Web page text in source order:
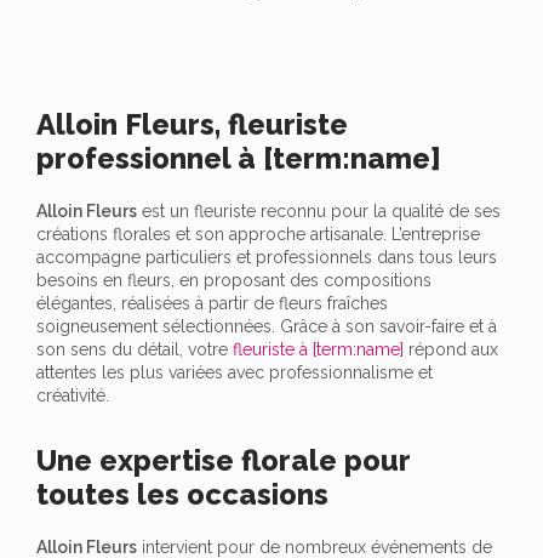
Alloin Fleurs, fleuriste
professionnel à [term:name]
Alloin Fleurs est un fleuriste reconnu pour la qualité de ses
créations florales et son approche artisanale. L’entreprise
accompagne particuliers et professionnels dans tous leurs
besoins en fleurs, en proposant des compositions
élégantes, réalisées à partir de fleurs fraîches
soigneusement sélectionnées. Grâce à son savoir-faire et à
son sens du détail, votre fleuriste à [term:name] répond aux
attentes les plus variées avec professionnalisme et
créativité.
Une expertise florale pour
toutes les occasions
Alloin Fleurs intervient pour de nombreux événements de